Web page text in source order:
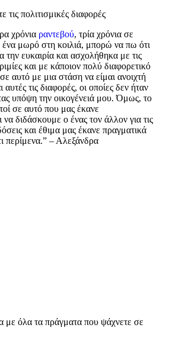
πολιτισμικές διαφορές
χρόνια ραντεβού, τρία χρόνια σε
μωρό στη κοιλιά, μπορώ να πω ότι
την ευκαιρία και ασχολήθηκα με τις
και με κάποιον πολύ διαφορετικό
αυτό με μια στάση να είμαι ανοιχτή
τις διαφορές, οι οποίες δεν ήταν
υπόψη την οικογένειά μου. Όμως, το
σε αυτό που μας έκανε
να διδάσκουμε ο ένας τον άλλον για τις
και έθιμα μας έκανε πραγματικά
περίμενα.” – Αλεξάνδρα
με όλα τα πράγματα που ψάχνετε σε